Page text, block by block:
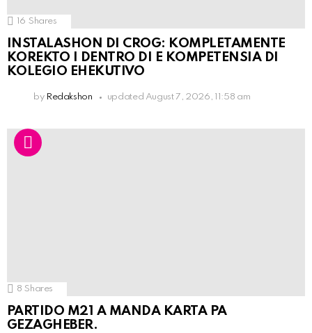
16 Shares
INSTALASHON DI CROG: KOMPLETAMENTE
KOREKTO I DENTRO DI E KOMPETENSIA DI
KOLEGIO EHEKUTIVO
by Redakshon updated August 7, 2026, 11:58 am
8 Shares
PARTIDO M21 A MANDA KARTA PA
GEZAGHEBER.